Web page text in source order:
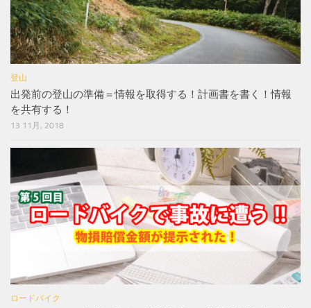
登山
出発前の登山の準備＝情報を取得する！計画書を書く！情報
を共有する！
13 11月, 2018
ロードバイク